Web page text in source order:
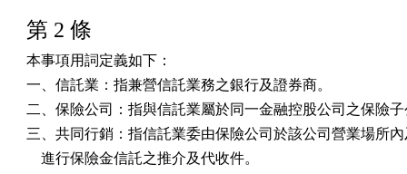
第 2 條
本事項用詞定義如下：
一、信託業：指兼營信託業務之銀行及證券商。
二、保險公司：指與信託業屬於同一金融控股公司之保險
三、共同行銷：指信託業委由保險公司於該公司營業場所
    進行保險金信託之推介及代收件。